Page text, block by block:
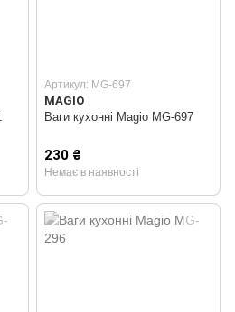
Артикул: MG-697
MAGIO
Ваги кухонні Magio MG-697
230 ₴
Немає в наявності